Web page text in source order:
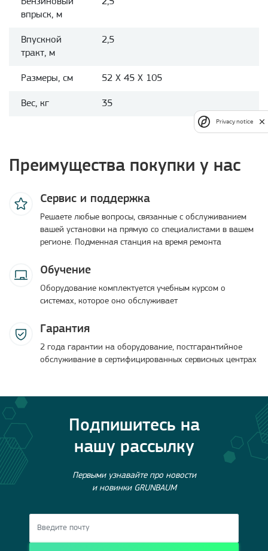
впрыск, м
Впускной
тракт, м
2,5
Размеры, см 52 X 45 X 105
Вес, кг 35
Преимущества покупки у нас
Сервис и поддержка
Решаете любые вопросы, связанные с обслуживанием
вашей установки на прямую со специалистами в вашем
регионе. Подменная станция на время ремонта
Обучение
Оборудование комплектуется учебным курсом о
системах, которое оно обслуживает
Гарантия
2 года гарантии на оборудование, постгарантийное
обслуживание в сертифицированных сервисных центрах
Подпишитесь на
нашу рассылку
Первыми узнавайте про новости
и новинки GRUNBAUM
Privacy notice